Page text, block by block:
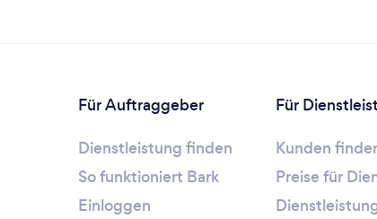
Für Auftraggeber
Dienstleistung finden
So funktioniert Bark
Einloggen
Für
Kunden
Preise für